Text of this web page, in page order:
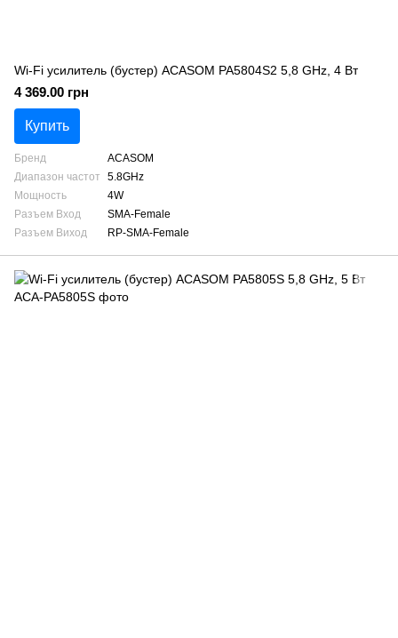
Wi-Fi усилитель (бустер) ACASOM PA5804S2 5,8 GHz, 4 Вт
4 369.00 грн
Купить
Бренд
ACASOM
Диапазон частот
5.8GHz
Мощность
4W
Разъем Вход
SMA-Female
Разъем Виход
RP-SMA-Female